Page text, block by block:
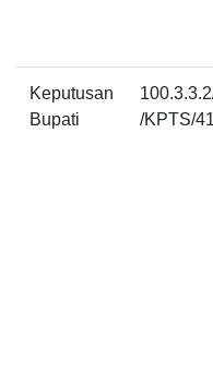
Keputusan
Bupati
/KPTS/